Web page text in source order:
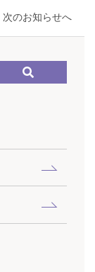
次のお知らせへ